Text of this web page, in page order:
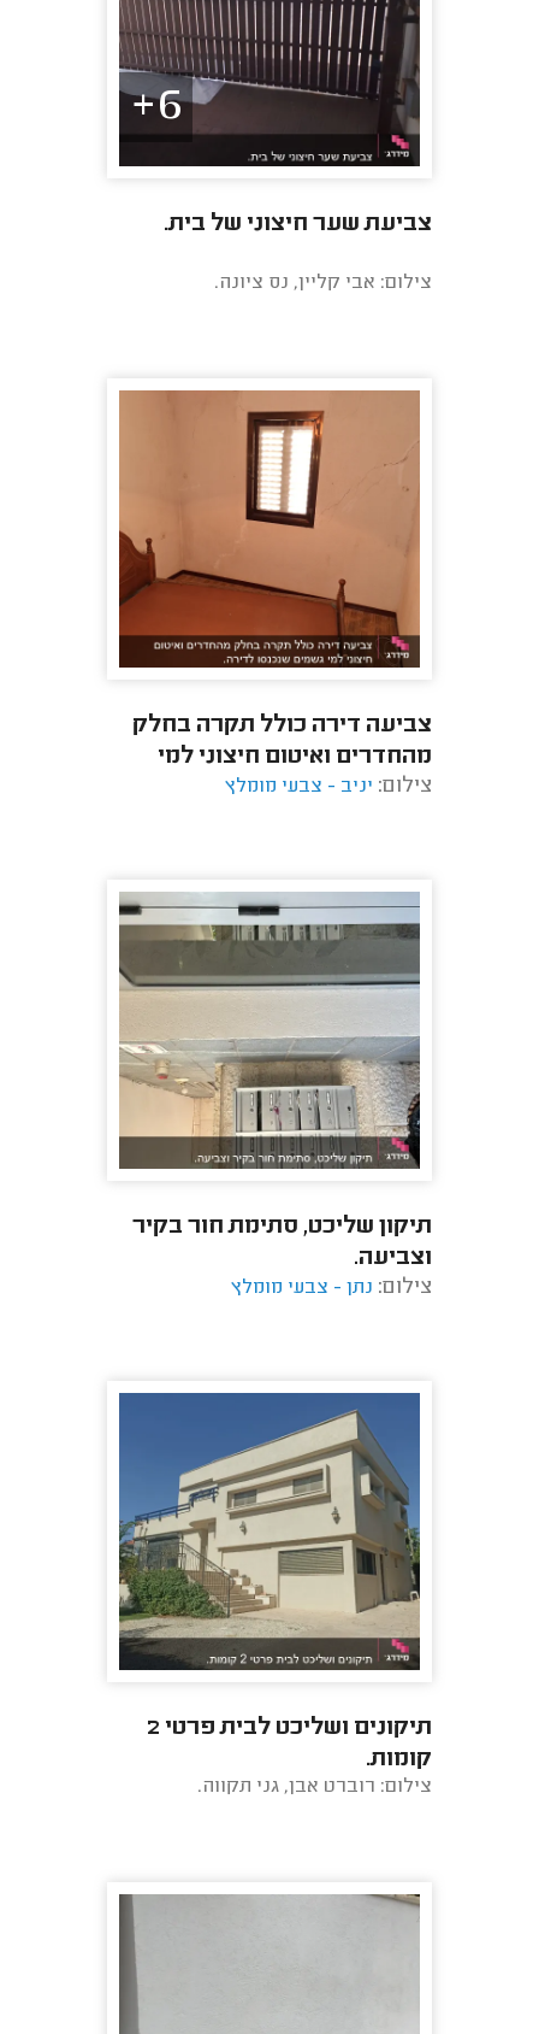
6+
צביעת שער חיצוני של בית.
צילום: אבי קליין, נס ציונה.
צביעה דירה כולל תקרה בחלק
מהחדרים ואיטום חיצוני למי
גשמים שנכנסו לדירה.
צילום: יניב - צבעי מומלץ
תיקון שליכט, סתימת חור בקיר
וצביעה.
צילום: נתן - צבעי מומלץ
תיקונים ושליכט לבית פרטי 2
קומות.
צילום: רוברט אבן, גני תקווה.